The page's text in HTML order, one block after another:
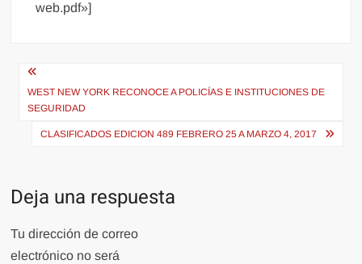
web.pdf»]
Navegación
de
entradas
WEST NEW YORK RECONOCE A POLICÍAS E INSTITUCIONES DE
SEGURIDAD
CLASIFICADOS EDICION 489 FEBRERO 25 A MARZO 4, 2017
Deja una respuesta
Tu dirección de correo
electrónico no será